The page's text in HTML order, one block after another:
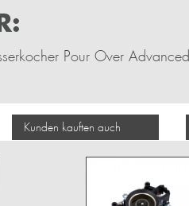
Pour Over Advanced
Kunden kauften auch